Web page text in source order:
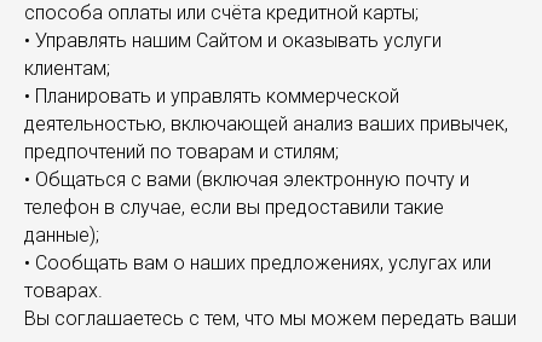
способа оплаты или счёта кредитной карты;
• Управлять нашим Сайтом и оказывать услуги
клиентам;
• Планировать и управлять коммерческой
деятельностью, включающей анализ ваших привычек,
предпочтений по товарам и стилям;
• Общаться с вами (включая электронную почту и
телефон в случае, если вы предоставили такие
данные);
• Сообщать вам о наших предложениях, услугах или
товарах.
Вы соглашаетесь с тем, что мы можем передать ваши